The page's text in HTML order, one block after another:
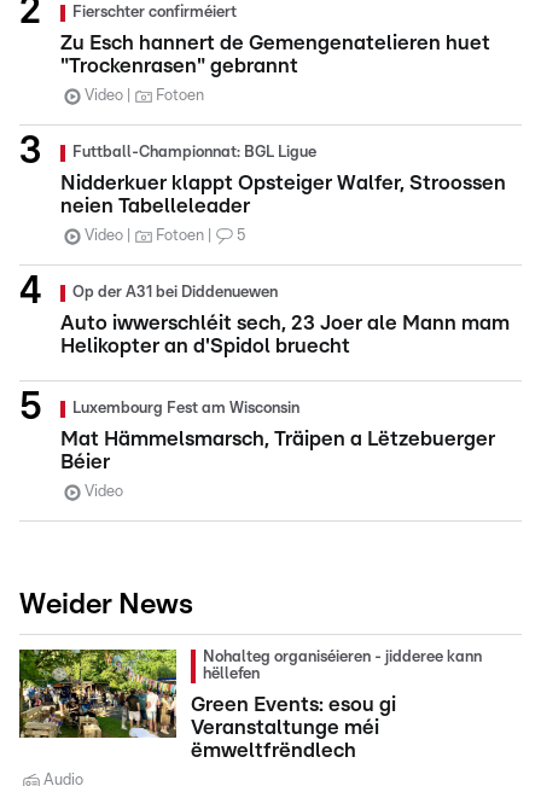
Fierschter confirméiert
Zu Esch hannert de Gemengenatelieren huet
"Trockenrasen" gebrannt
Video Fotoen
Futtball-Championnat: BGL Ligue
Nidderkuer klappt Opsteiger Walfer, Stroossen
neien Tabelleleader
Video Fotoen 5
Op der A31 bei Diddenuewen
Auto iwwerschléit sech, 23 Joer ale Mann mam
Helikopter an d'Spidol bruecht
Luxembourg Fest am Wisconsin
Mat Hämmelsmarsch, Träipen a Lëtzebuerger
Béier
Video
Weider News
Nohalteg organiséieren - jidderee kann
hëllefen
Green Events: esou gi
Veranstaltunge méi
ëmweltfrëndlech
Audio